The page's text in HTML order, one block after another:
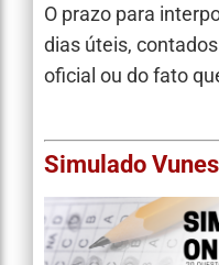
O prazo para
dias úteis,
oficial ou do fato
Simulado